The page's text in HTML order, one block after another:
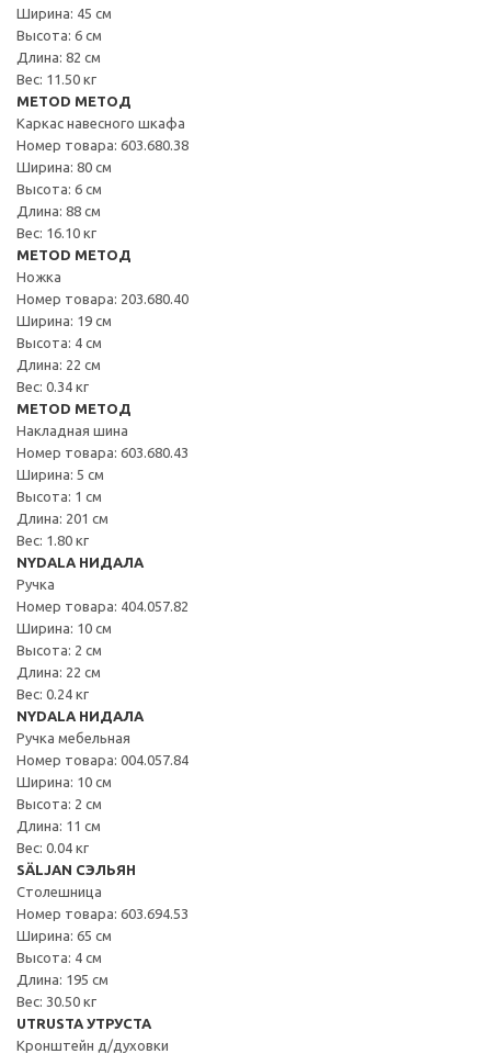
Ширина: 45 см
Высота: 6 см
Длина: 82 см
Вес: 11.50 кг
METOD МЕТОД
Каркас навесного шкафа
Номер товара: 603.680.38
Ширина: 80 см
Высота: 6 см
Длина: 88 см
Вес: 16.10 кг
METOD МЕТОД
Ножка
Номер товара: 203.680.40
Ширина: 19 см
Высота: 4 см
Длина: 22 см
Вес: 0.34 кг
METOD МЕТОД
Накладная шина
Номер товара: 603.680.43
Ширина: 5 см
Высота: 1 см
Длина: 201 см
Вес: 1.80 кг
NYDALA НИДАЛА
Ручка
Номер товара: 404.057.82
Ширина: 10 см
Высота: 2 см
Длина: 22 см
Вес: 0.24 кг
NYDALA НИДАЛА
Ручка мебельная
Номер товара: 004.057.84
Ширина: 10 см
Высота: 2 см
Длина: 11 см
Вес: 0.04 кг
SÄLJAN СЭЛЬЯН
Столешница
Номер товара: 603.694.53
Ширина: 65 см
Высота: 4 см
Длина: 195 см
Вес: 30.50 кг
UTRUSTA УТРУСТА
Кронштейн д/духовки